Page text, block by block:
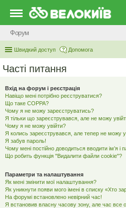
Форум
Швидкий доступ Допомога
Часті питання
Вхід на форум і реєстрація
Навіщо мені потрібно реєструватися?
Що таке COPPA?
Чому я не можу зареєструватись?
Я тільки що зареєструвався, але не можу
Чому я не можу увійти?
Я колись зареєструвався, але тепер не можу
Я забув пароль!
Чому мені постійно доводиться вводити ім’я і
Що робить функція "Видалити файли cookie"?
Параметри та налаштування
Як мені змінити мої налаштування?
Як уникнути появи мого імені в списку «Хто
На форумі встановлено невірний час!
Я встановив власну часову зону, але час все